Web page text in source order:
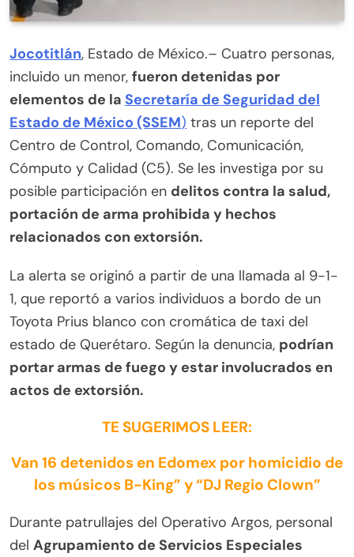
Jocotitlán, Estado de México.– Cuatro personas,
incluido un menor, fueron detenidas por
elementos de la Secretaría de Seguridad del
Estado de México (SSEM) tras un reporte del
Centro de Control, Comando, Comunicación,
Cómputo y Calidad (C5). Se les investiga por su
posible participación en delitos contra la salud,
portación de arma prohibida y hechos
relacionados con extorsión.
La alerta se originó a partir de una llamada al 9-1-
1, que reportó a varios individuos a bordo de un
Toyota Prius blanco con cromática de taxi del
estado de Querétaro. Según la denuncia, podrían
portar armas de fuego y estar involucrados en
actos de extorsión.
TE SUGERIMOS LEER:
Van 16 detenidos en Edomex por homicidio de
los músicos B-King” y “DJ Regio Clown”
Durante patrullajes del Operativo Argos, personal
del Agrupamiento de Servicios Especiales